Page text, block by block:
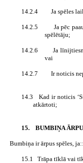
14.2.4 Ja spēles
14.2.5
Ja pēc
spēlētāju;
14.2.6
Ja
vai
14.2.7 Ir noticis
14.3
Kad ir noticis
atkārtoti;
15. BUMBIŅA
Bumbiņa ir ārpus spēles,
15.1 Trāpa tīklā vai